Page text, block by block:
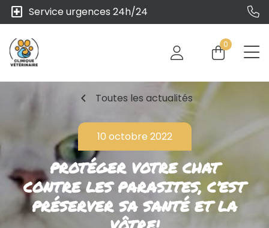
local_hospital Service urgences 24h/24
0
chevron_left Toutes les actualités
10 octobre 2022
PROTÉGER VOTRE CHAT
CONTRE LES PARASITES, C’EST
PRÉSERVER SA SANTÉ ET LA